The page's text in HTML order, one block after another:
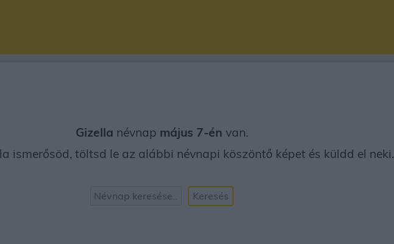
Gizella névnap május 7-én van.
ismerősöd, töltsd le az alábbi névnapi köszöntő képet és küldd el neki.
Keresés